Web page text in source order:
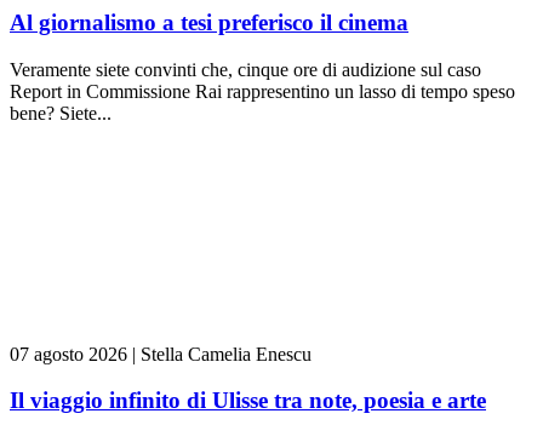
Al giornalismo a tesi preferisco il cinema
Veramente siete convinti che, cinque ore di audizione sul caso
Report in Commissione Rai rappresentino un lasso di tempo speso
bene? Siete...
07 agosto 2026 | Stella Camelia Enescu
Il viaggio infinito di Ulisse tra note, poesia e arte